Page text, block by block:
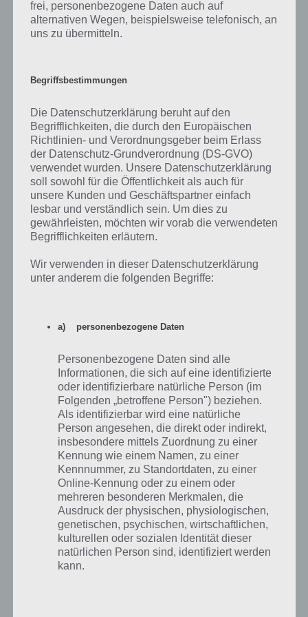
Weitere Lösungen rund um Wort Kreuz
Alle weiteren Level und die entsprechenden Lösungen findest du in
großen Wort Kreuz Komplettlösung Übersicht!
Auf WhatsApp teilen Teilen auf Facebook
Mehr Artikel hier auf Touchportal
KOMMENTARE
frei, personenbezogene Daten auch auf
alternativen Wegen, beispielsweise telefonisch, an
uns zu übermitteln.
Begriffsbestimmungen
Die Datenschutzerklärung beruht auf den
Begrifflichkeiten, die durch den Europäischen
Richtlinien- und Verordnungsgeber beim Erlass
der Datenschutz-Grundverordnung (DS-GVO)
verwendet wurden. Unsere Datenschutzerklärung
soll sowohl für die Öffentlichkeit als auch für
unsere Kunden und Geschäftspartner einfach
lesbar und verständlich sein. Um dies zu
gewährleisten, möchten wir vorab die verwendeten
Begrifflichkeiten erläutern.
Wir verwenden in dieser Datenschutzerklärung
unter anderem die folgenden Begriffe:
a) personenbezogene Daten
Personenbezogene Daten sind alle
Informationen, die sich auf eine identifizierte
oder identifizierbare natürliche Person (im
Folgenden „betroffene Person") beziehen.
Als identifizierbar wird eine natürliche
Person angesehen, die direkt oder indirekt,
insbesondere mittels Zuordnung zu einer
Kennung wie einem Namen, zu einer
Kennnummer, zu Standortdaten, zu einer
Online-Kennung oder zu einem oder
mehreren besonderen Merkmalen, die
Ausdruck der physischen, physiologischen,
genetischen, psychischen, wirtschaftlichen,
kulturellen oder sozialen Identität dieser
natürlichen Person sind, identifiziert werden
kann.